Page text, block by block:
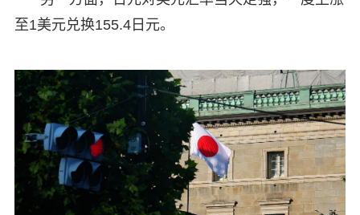
至1美元兑换155.4日元。